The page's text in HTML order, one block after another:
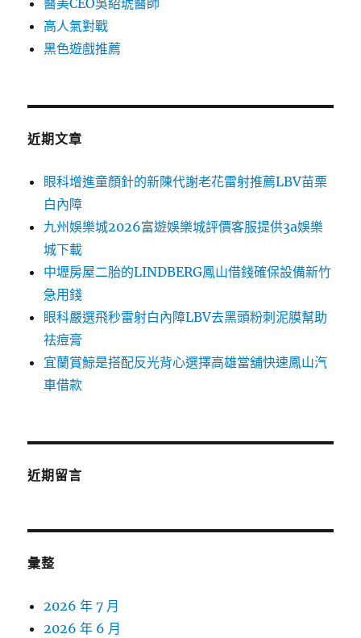
醫美CEO吳紹琥醫師
高人氣對戰
黑色遊戲推薦
近期文章
眼科增進童顏針的新陳代謝老花雷射推薦LBV苗栗
白內障
九州娛樂城2026富遊娛樂城評價客服提供3a娛樂
城下載
中壢房屋二胎的LINDBERG鳳山借錢確保設備新竹
急用錢
眼科嚴選飛秒雷射白內障LBV去黑頭粉刺泥膜幫助
祛痘膏
宜蘭賞鯨是搭配反光背心選擇高雄當舖快速鳳山汽
車借款
近期留言
彙整
2026 年 7 月
2026 年 6 月